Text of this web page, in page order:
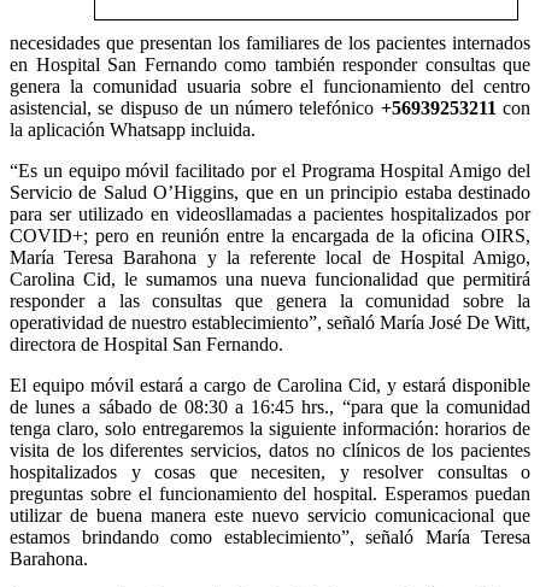
necesidades que presentan los familiares de los pacientes internados
en Hospital San Fernando como también responder consultas que
genera la comunidad usuaria sobre el funcionamiento del centro
asistencial, se dispuso de un número telefónico +56939253211 con
la aplicación Whatsapp incluida.
“Es un equipo móvil facilitado por el Programa Hospital Amigo del
Servicio de Salud O’Higgins, que en un principio estaba destinado
para ser utilizado en videosllamadas a pacientes hospitalizados por
COVID+; pero en reunión entre la encargada de la oficina OIRS,
María Teresa Barahona y la referente local de Hospital Amigo,
Carolina Cid, le sumamos una nueva funcionalidad que permitirá
responder a las consultas que genera la comunidad sobre la
operatividad de nuestro establecimiento”, señaló María José De Witt,
directora de Hospital San Fernando.
El equipo móvil estará a cargo de Carolina Cid, y estará disponible
de lunes a sábado de 08:30 a 16:45 hrs., “para que la comunidad
tenga claro, solo entregaremos la siguiente información: horarios de
visita de los diferentes servicios, datos no clínicos de los pacientes
hospitalizados y cosas que necesiten, y resolver consultas o
preguntas sobre el funcionamiento del hospital. Esperamos puedan
utilizar de buena manera este nuevo servicio comunicacional que
estamos brindando como establecimiento”, señaló María Teresa
Barahona.